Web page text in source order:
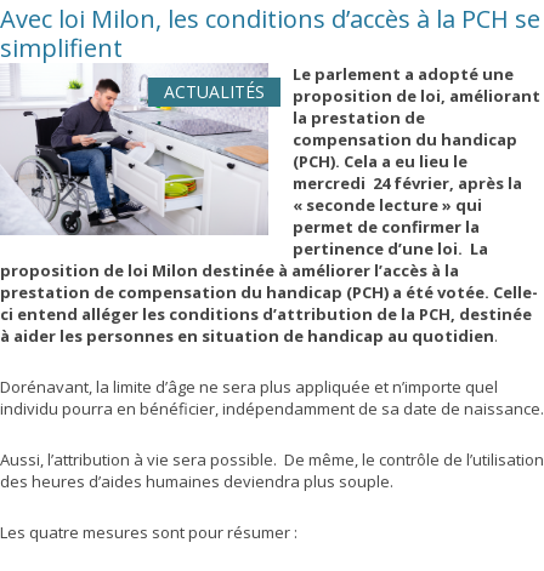
Avec loi Milon, les conditions d’accès à la PCH se
simplifient
ACTUALITÉS
Le parlement a adopté une
proposition de loi, améliorant
la prestation de
compensation du handicap
(PCH). Cela a eu lieu le
mercredi 24 février, après la
« seconde lecture » qui
permet de confirmer la
pertinence d’une loi. La
proposition de loi Milon destinée à améliorer l’accès à la
prestation de compensation du handicap (PCH) a été votée. Celle-
ci entend alléger les conditions d’attribution de la PCH, destinée
à aider les personnes en situation de handicap au quotidien.
Dorénavant, la limite d’âge ne sera plus appliquée et n’importe quel
individu pourra en bénéficier, indépendamment de sa date de naissance.
Aussi, l’attribution à vie sera possible. De même, le contrôle de l’utilisation
des heures d’aides humaines deviendra plus souple.
Les quatre mesures sont pour résumer :